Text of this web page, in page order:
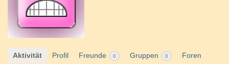
Aktivität Profil Freunde 0 Gruppen 0
Foren